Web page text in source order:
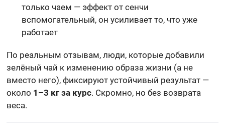
только чаем — эффект от сенчи
вспомогательный, он усиливает то, что уже
работает
По реальным отзывам, люди, которые добавили
зелёный чай к изменению образа жизни (а не
вместо него), фиксируют устойчивый результат —
около 1–3 кг за курс. Скромно, но без возврата
веса.